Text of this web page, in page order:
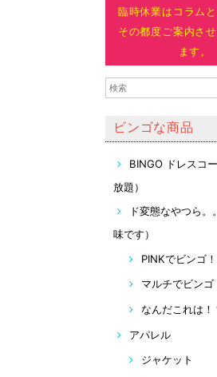
臨時休業はコラム
その都度ご案内さ
ます。
ビンゴな商品
BINGO ドレスコ
放題）
ド変態なやつら。
味です）
PINKでビンゴ！
マルチでビンゴ
なんだこれは！
アパレル
ジャケット